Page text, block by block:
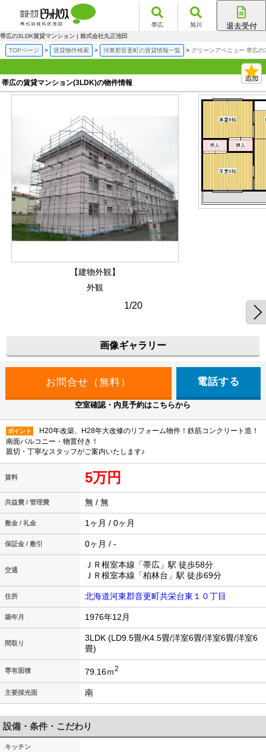
帯広 旭川 退去受付
帯広の3LDK賃貸マンション | 株式会社丸正池田
TOPページ 賃貸物件検索 河東郡音更町の賃貸情報一覧 グリーンアベニュー 帯広
帯広の賃貸マンション(3LDK)の物件情報
【建物外観】
外観
1/20
画像ギャラリー
電話する
空室確認・内見予約はこちらから
ポイント
H20年改築、H28年大改修のリフォーム物件！鉄筋コンクリート造！
南面バルコニー・物置付き！
親切・丁寧なスタッフがご案内いたします♪
賃料 5万円
共益費 / 管理費 無 / 無
敷金 / 礼金 1ヶ月 / 0ヶ月
保証金 / 敷引 0ヶ月 / -
交通
ＪＲ根室本線「帯広」駅 徒歩58分
ＪＲ根室本線「柏林台」駅 徒歩69分
住所 北海道河東郡音更町共栄台東１０丁目
築年月 1976年12月
間取り
3LDK (LD9.5畳/K4.5畳/洋室6畳/洋室6畳/洋室6
畳)
専有面積 79.16ｍ2
主要採光面 南
設備・条件・こだわり
キッチン